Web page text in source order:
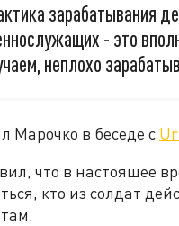
зарабатывания
- это
неплохо
Марочко в беседе с
что в настоящее
кто из солдат